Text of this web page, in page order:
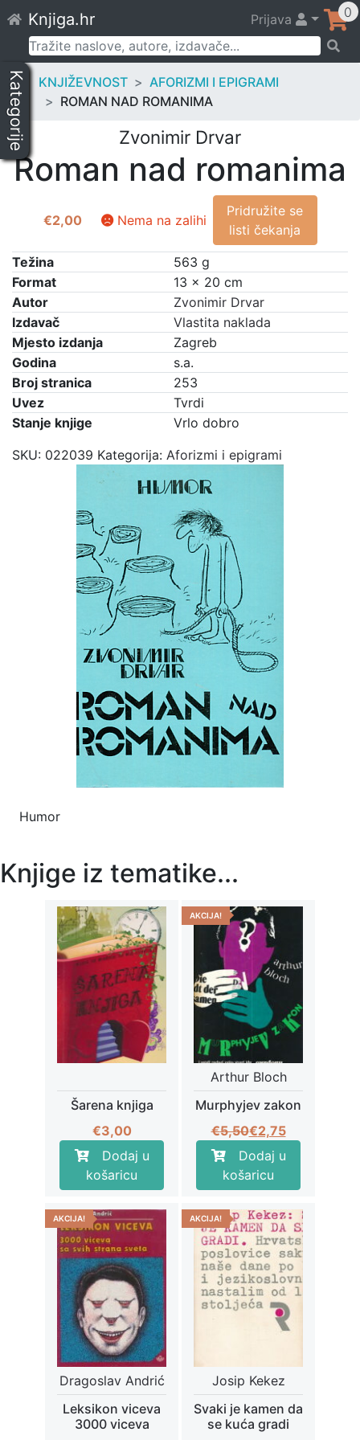
to
content
Knjiga.hr Prijava 0
Pretraži:
Kategorije KNJIŽEVNOST
AFORIZMI I EPIGRAMI
ROMAN NAD ROMANIMA
Zvonimir Drvar
Roman nad romanima
€2,00 Nema na zalihi
Pridružite se
listi čekanja
Težina
563 g
Format
13 × 20 cm
Autor
Zvonimir Drvar
Izdavač
Vlastita naklada
Mjesto izdanja
Zagreb
Godina
s.a.
Broj stranica
253
Uvez
Tvrdi
Stanje knjige
Vrlo dobro
SKU: 022039 Kategorija: Aforizmi i epigrami
Humor
Knjige iz tematike...
Šarena knjiga
€3,00
Dodaj u
košaricu
AKCIJA!
Arthur Bloch
Murphyjev zakon
€5,50Izvorna
cijena
bila
je:
€5,50.
€2,75
Trenutna
cijena
je:
€2,75.
Dodaj u
košaricu
AKCIJA!
Dragoslav Andrić
Leksikon viceva
3000 viceva
AKCIJA!
Josip Kekez
Svaki je kamen da
se kuća gradi